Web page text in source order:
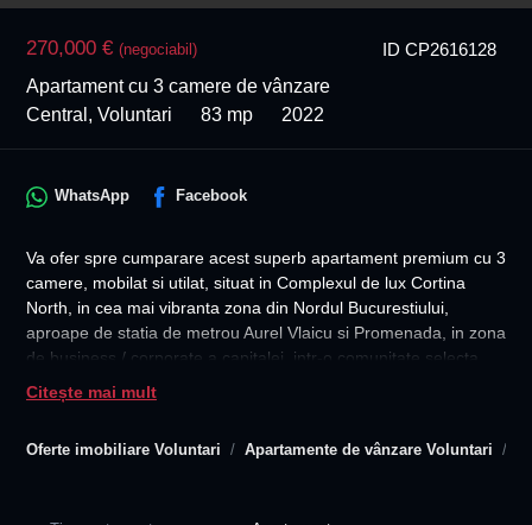
ID CP2616128
270,000 € (negociabil)
Apartament cu 3 camere de vânzare
Central, Voluntari
83 mp 2022
Next
Oferte imobiliare Voluntari Apartamente de vânzare Voluntari
WhatsApp Facebook
Va ofer spre cumparare acest superb apartament premium cu 3
camere, mobilat si utilat, situat in Complexul de lux Cortina
North, in cea mai vibranta zona din Nordul Bucurestiului,
aproape de statia de metrou Aurel Vlaicu si Promenada, in zona
de business / corporate a capitalei, intr-o comunitate selecta,
dinamica si exclusivista cu un stil de viata activ, sanatos si
securizat.
Ideal pentru investitie / locuinta in Nordul Bucurestiului, in
Citește mai mult